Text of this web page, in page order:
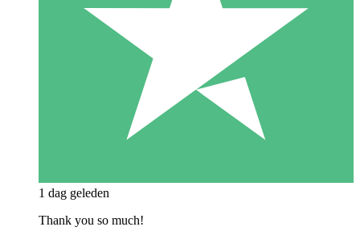
1 dag geleden
Thank you so much!